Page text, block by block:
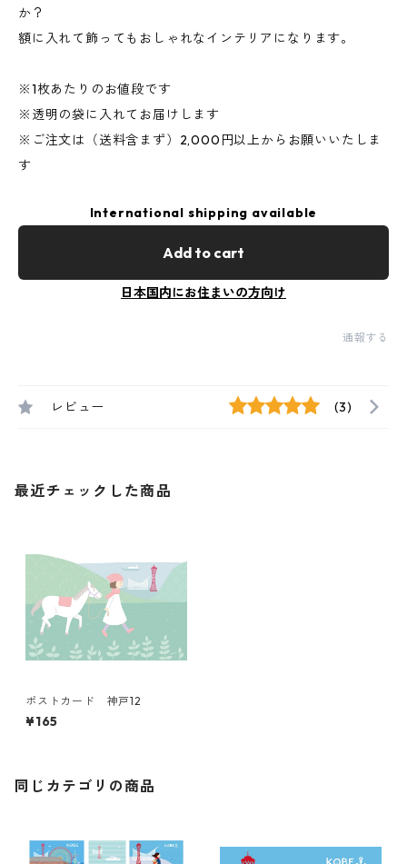
か？
額に入れて飾ってもおしゃれなインテリアになります。
※1枚あたりのお値段です
※透明の袋に入れてお届けします
※ご注文は（送料含まず）2,000円以上からお願いいたしま
す
International shipping available
Add to cart
日本国内にお住まいの方向け
通報する
レビュー (3)
最近チェックした商品
ポストカード 神戸12
¥165
同じカテゴリの商品